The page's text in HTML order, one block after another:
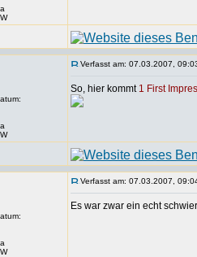
Verfasst am: 07.03.2007,
So, hier kommt 1 First
Verfasst am: 07.03.2007,
Es war zwar ein echt